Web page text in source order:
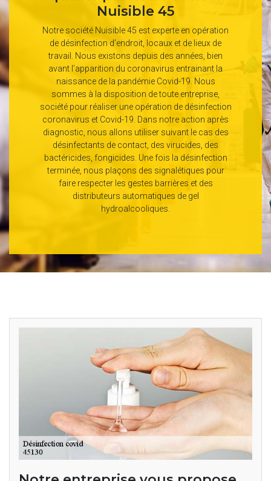
Nuisible 45
Notre société Nuisible 45 est experte en opération
de désinfection d’endroit, locaux et de lieux de
travail. Nous existons depuis des années, bien
avant l’apparition du coronavirus entrainant la
naissance de la pandémie Covid-19. Nous
sommes à la disposition de toute entreprise,
société pour réaliser une opération de désinfection
coronavirus et Covid-19. Dans notre action après
diagnostic, nous allons utiliser suivant le cas des
désinfectants de contact, des virucides, des
bactéricides, fongicides. Une fois la désinfection
terminée, nous plaçons des signalétiques pour
faire respecter les gestes barrières et des
distributeurs automatiques de gel
hydroalcooliques.